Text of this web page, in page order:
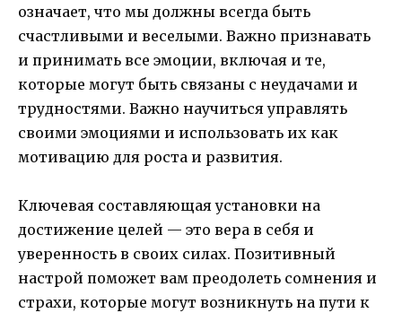
означает, что мы должны всегда быть
счастливыми и веселыми. Важно признавать
и принимать все эмоции, включая и те,
которые могут быть связаны с неудачами и
трудностями. Важно научиться управлять
своими эмоциями и использовать их как
мотивацию для роста и развития.
Ключевая составляющая установки на
достижение целей — это вера в себя и
уверенность в своих силах. Позитивный
настрой поможет вам преодолеть сомнения и
страхи, которые могут возникнуть на пути к